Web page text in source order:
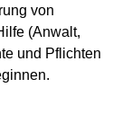
von
(Anwalt,
und Pflichten